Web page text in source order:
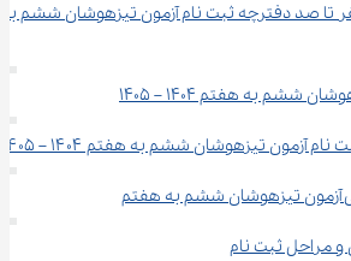
تا صد دفترچه ثبت نام آزمون تیزهوشان ششم
ششم به هفتم 1404 – 1405
آزمون تیزهوشان ششم به هفتم ۱۴۰۴ – ۱۴۰۵
آزمون تیزهوشان ششم به هفتم
و مراحل ثبت نام